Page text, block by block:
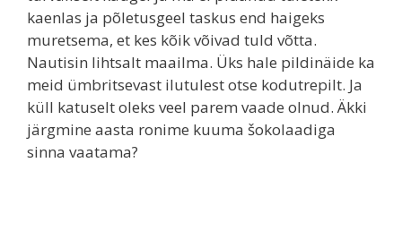
kaenlas ja põletusgeel taskus end haigeks
muretsema, et kes kõik võivad tuld võtta.
Nautisin lihtsalt maailma. Üks hale pildinäide ka
meid ümbritsevast ilutulest otse kodutrepilt. Ja
küll katuselt oleks veel parem vaade olnud. Äkki
järgmine aasta ronime kuuma šokolaadiga
sinna vaatama?